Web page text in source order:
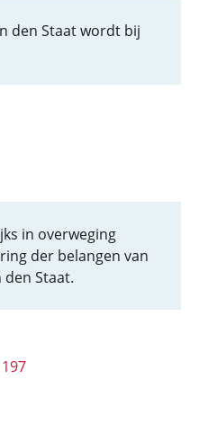
den Staat wordt bij
in overweging
der belangen van
Staat.